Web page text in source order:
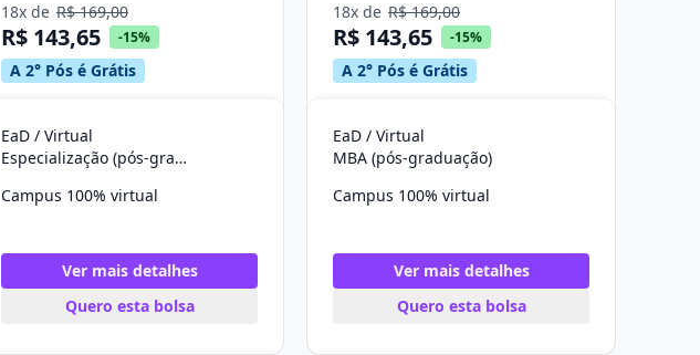
18x de R$ 169,00
R$ 143,65 -15%
A 2° Pós é Grátis
EaD / Virtual
Especialização (pós-graduação)
Campus 100% virtual
Ver mais detalhes
Quero esta bolsa
18x de R$ 169,00
R$ 143,65 -15%
A 2° Pós é Grátis
EaD / Virtual
MBA (pós-graduação)
Campus 100% virtual
Ver mais detalhes
Quero esta bolsa